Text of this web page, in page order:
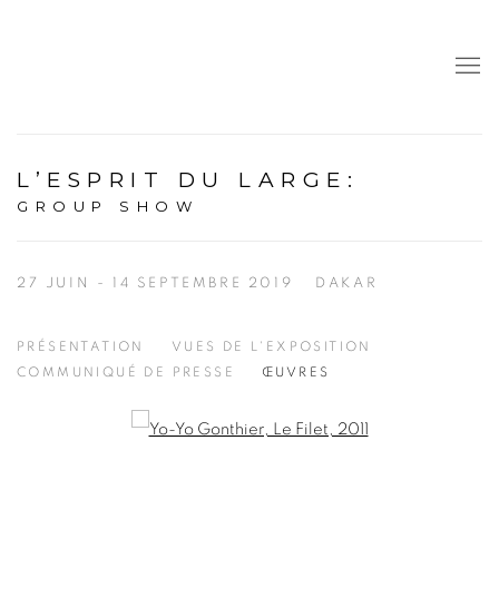
L’ESPRIT DU LARGE :
GROUP SHOW
27 JUIN - 14 SEPTEMBRE 2019 DAKAR
PRÉSENTATION
VUES DE L'EXPOSITION
COMMUNIQUÉ DE PRESSE
ŒUVRES
Open a larger version of the following image in a popup: